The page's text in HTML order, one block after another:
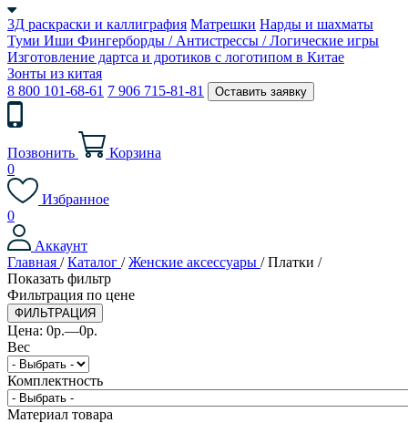
3Д раскраски и каллиграфия Матрешки Нарды и шахматы
Туми Иши Фингерборды / Антистрессы / Логические игры
Изготовление дартса и дротиков с логотипом в Китае
Зонты из китая
8 800 101-68-61 7 906 715-81-81 Оставить заявку
Позвонить
Корзина
0
Избранное
0
Аккаунт
Главная / Каталог / Женские аксессуары / Платки /
Показать фильтр
Фильтрация по цене
Цена: 0р.—0р.
Вес
Комплектность
Материал товара